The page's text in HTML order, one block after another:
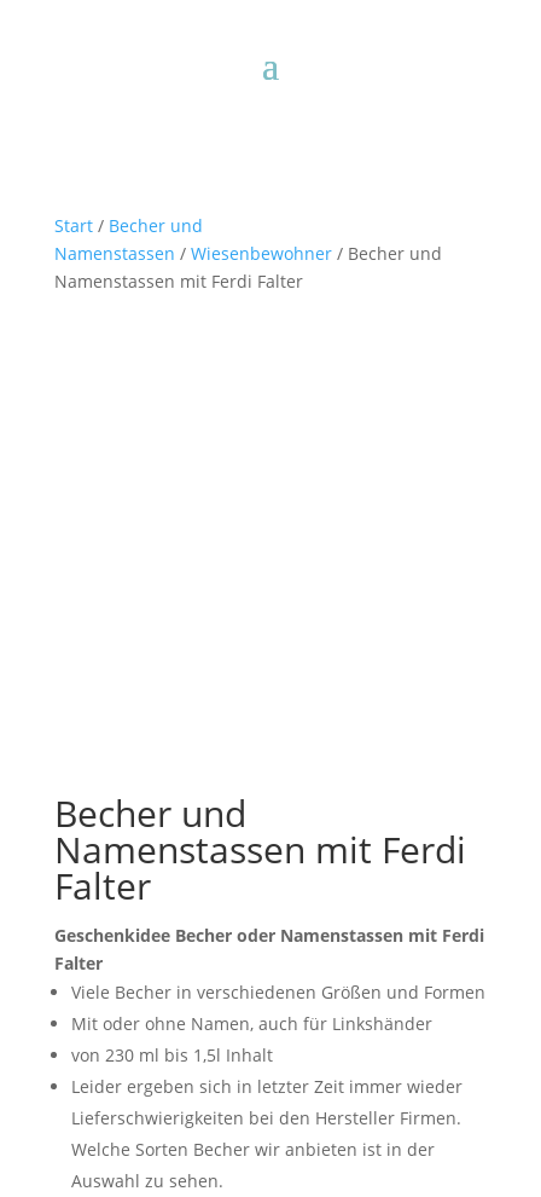
Start/ Becher und
Namenstassen / Wiesenbewohner/ Becher und
Namenstassen mit Ferdi Falter
Becher und
Namenstassen mit Ferdi
Falter
Geschenkidee Becher oder Namenstassen mit Ferdi
Falter
Viele Becher in verschiedenen Größen und Formen
Mit oder ohne Namen, auch für Linkshänder
von 230 ml bis 1,5l Inhalt
Leider ergeben sich in letzter Zeit immer wieder
Lieferschwierigkeiten bei den Hersteller Firmen.
Welche Sorten Becher wir anbieten ist in der
Auswahl zu sehen.